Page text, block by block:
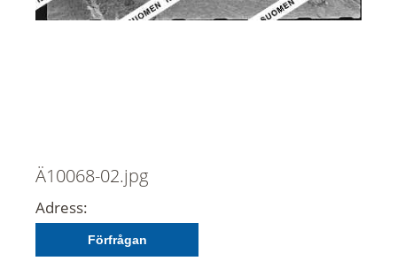
Ä10068-02.jpg
Adress:
Förfrågan